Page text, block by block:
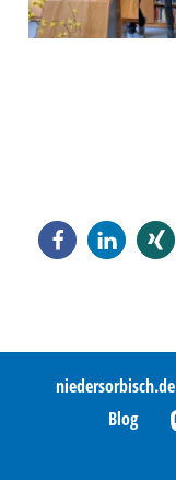
niedersorbisch.de
Blog